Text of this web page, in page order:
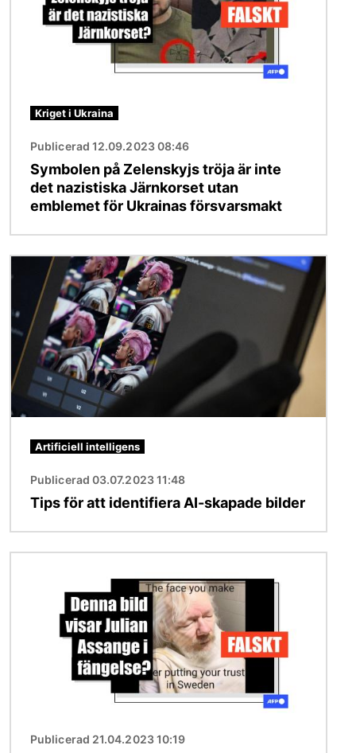
Kriget i Ukraina
Publicerad 12.09.2023 08:46
Symbolen på Zelenskyjs tröja är inte
det nazistiska Järnkorset utan
emblemet för Ukrainas försvarsmakt
Artificiell intelligens
Publicerad 03.07.2023 11:48
Tips för att identifiera AI-skapade bilder
Publicerad 21.04.2023 10:19